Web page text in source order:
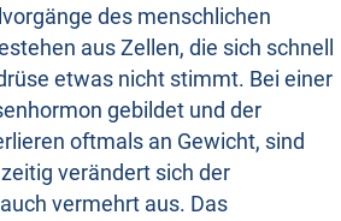
des menschlichen
aus Zellen, die sich schnell
etwas nicht stimmt. Bei einer
gebildet und der
oftmals an Gewicht, sind
verändert sich der
vermehrt aus. Das